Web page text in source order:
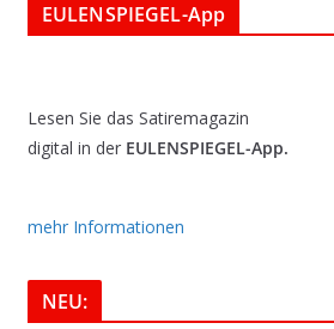
EULENSPIEGEL-App
Lesen Sie das Satiremagazin
digital in der EULENSPIEGEL-App.
mehr Informationen
NEU: